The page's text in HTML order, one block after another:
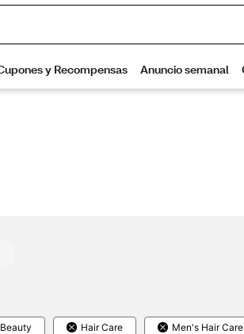
Beauty Hair Care Men's Hair Care